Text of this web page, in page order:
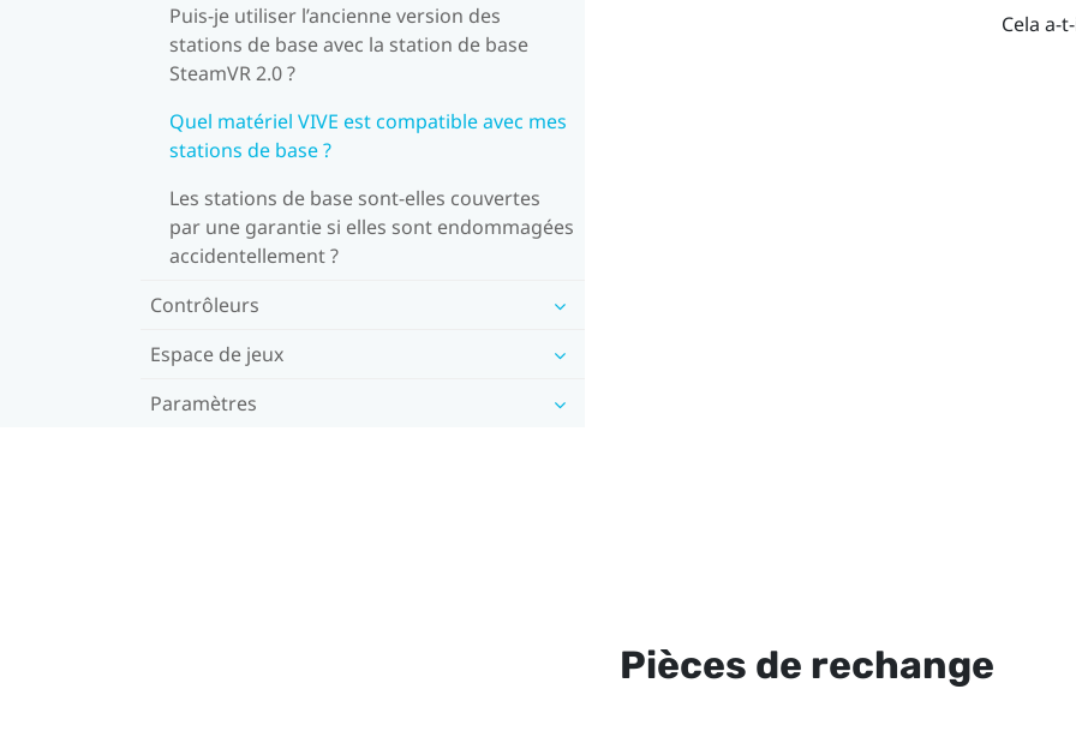
Puis-je utiliser l’ancienne version des
stations de base avec la station de base
SteamVR 2.0 ?
Quel matériel VIVE est compatible avec mes
stations de base ?
Les stations de base sont-elles couvertes
par une garantie si elles sont endommagées
accidentellement ?
Contrôleurs
Espace de jeux
Paramètres
Cela a-
Pièces de rechange